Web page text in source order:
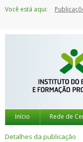
paraVocê está aqui:
Início Rede de
Detalhes da publicação